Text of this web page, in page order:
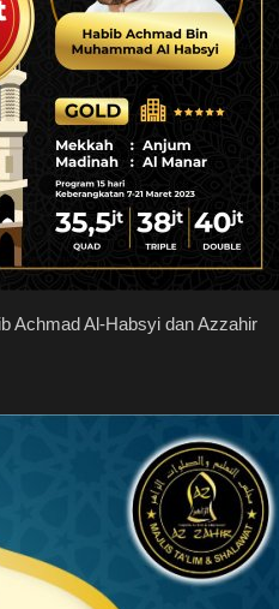
Achmad Al-Habsyi dan Azzahir